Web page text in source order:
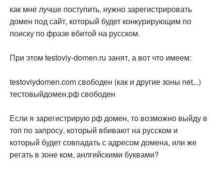
как мне лучше поступить, нужно зарегистрировать
домен под сайт, который будет конкурирующим по
поиску по фразе вбитой на русском.
При этом testoviy-domen.ru занят, а вот что имеем:
testoviydomen.com свободен (как и другие зоны net,..)
тестовыйдомен.рф свободен
Если я зарегистрирую рф домен, то возможно выйду в
топ по запросу, который вбивают на русском и
который будет совпадать с адресом домена, или же
регать в зоне ком, анлгийскими буквами?